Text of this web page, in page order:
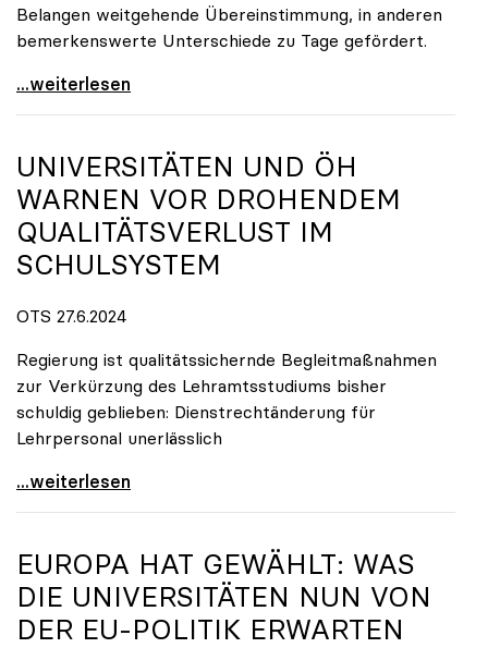
Belangen weitgehende Übereinstimmung, in anderen
bemerkenswerte Unterschiede zu Tage gefördert.
uniko-Fragen an die Parteien: Wie halten Sie es
...weiterlesen
UNIVERSITÄTEN UND ÖH
WARNEN VOR DROHENDEM
QUALITÄTSVERLUST IM
SCHULSYSTEM
OTS 27.6.2024
Regierung ist qualitätssichernde Begleitmaßnahmen
zur Verkürzung des Lehramtsstudiums bisher
schuldig geblieben: Dienstrechtänderung für
Lehrpersonal unerlässlich
Universitäten und ÖH warnen vor drohendem
...weiterlesen
EUROPA HAT GEWÄHLT: WAS
DIE UNIVERSITÄTEN NUN VON
DER EU-POLITIK ERWARTEN